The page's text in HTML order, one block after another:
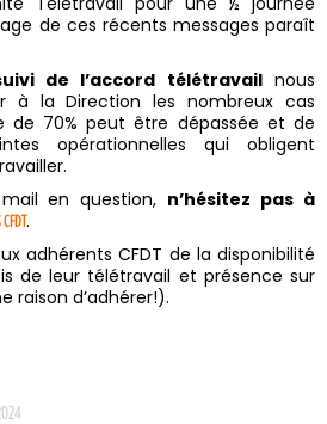
de ces récents messages paraît
de l’accord télétravailnous
à la Direction les nombreux cas
de 70% peut être dépassée et de
opérationnelles qui obligent
en question, n’hésitez pas à
CFDT.
adhérents CFDT de la disponibilité
de leur télétravail et présence sur
raison d’adhérer!).